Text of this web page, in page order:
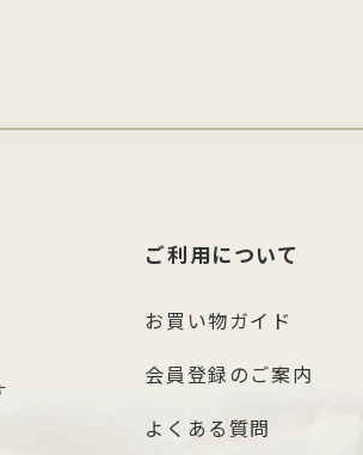
ご利用について
お買い物ガイド
会員登録のご案内
よくある質問